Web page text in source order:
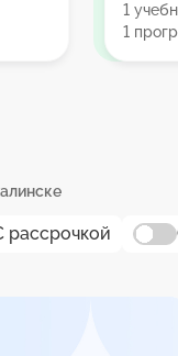
1
1
рассрочкой